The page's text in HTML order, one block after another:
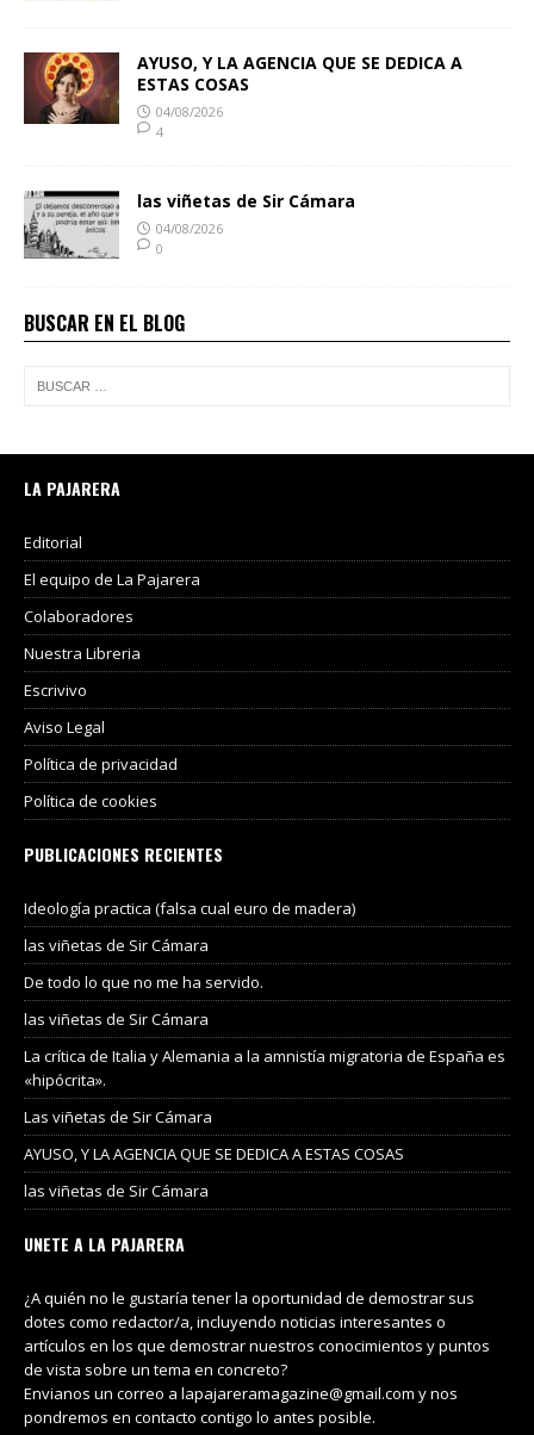
AYUSO, Y LA AGENCIA QUE SE DEDICA A
ESTAS COSAS
04/08/2026
4
las viñetas de Sir Cámara
04/08/2026
0
BUSCAR EN EL BLOG
LA PAJARERA
Editorial
El equipo de La Pajarera
Colaboradores
Nuestra Libreria
Escrivivo
Aviso Legal
Política de privacidad
Política de cookies
PUBLICACIONES RECIENTES
Ideología practica (falsa cual euro de madera)
las viñetas de Sir Cámara
De todo lo que no me ha servido.
las viñetas de Sir Cámara
La crítica de Italia y Alemania a la amnistía migratoria de España es
«hipócrita».
Las viñetas de Sir Cámara
AYUSO, Y LA AGENCIA QUE SE DEDICA A ESTAS COSAS
las viñetas de Sir Cámara
UNETE A LA PAJARERA
¿A quién no le gustaría tener la oportunidad de demostrar sus
dotes como redactor/a, incluyendo noticias interesantes o
artículos en los que demostrar nuestros conocimientos y puntos
de vista sobre un tema en concreto?
Envianos un correo a lapajareramagazine@gmail.com y nos
pondremos en contacto contigo lo antes posible.